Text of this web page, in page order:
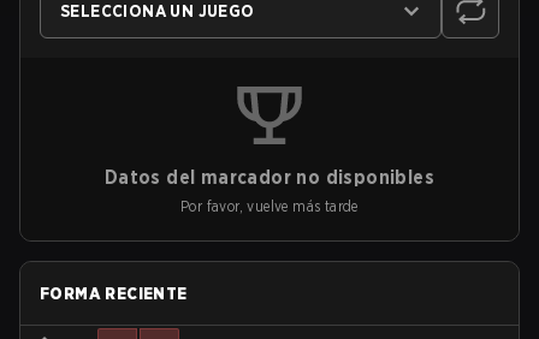
SELECCIONA UN JUEGO
Datos del marcador no disponibles
Por favor, vuelve más tarde
FORMA RECIENTE